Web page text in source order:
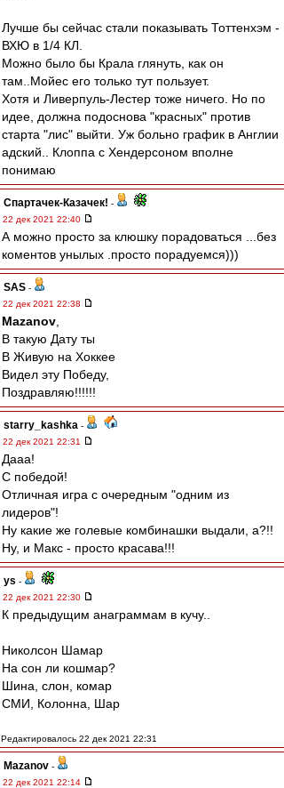
Лучше бы сейчас стали показывать Тоттенхэм -
ВХЮ в 1/4 КЛ.
Можно было бы Крала глянуть, как он
там..Мойес его только тут пользует.
Хотя и Ливерпуль-Лестер тоже ничего. Но по
идее, должна подоснова "красных" против
старта "лис" выйти. Уж больно график в Англии
адский.. Клоппа с Хендерсоном вполне
понимаю
Спартачек-Казачек! -
22 дек 2021 22:40
А можно просто за клюшку порадоваться ...без
коментов унылых .просто порадуемся)))
SAS -
22 дек 2021 22:38
Mazanov
В такую Дату ты
В Живую на Хоккее
Видел эту Победу,
Поздравляю!!!!!!
starry_kashka -
22 дек 2021 22:31
Дааа!
С победой!
Отличная игра с очередным "одним из
лидеров"!
Ну какие же голевые комбинашки выдали, а?!!
Ну, и Макс - просто красава!!!
ys -
22 дек 2021 22:30
К предыдущим анаграммам в кучу..
Николсон Шамар
На сон ли кошмар?
Шина, слон, комар
СМИ, Колонна, Шар
Редактировалось 22 дек 2021 22:31
Mazanov -
22 дек 2021 22:14